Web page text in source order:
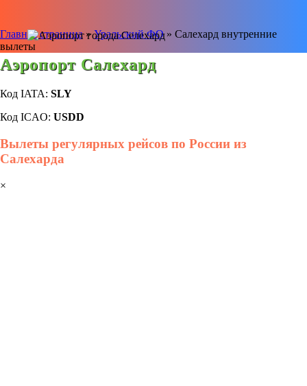
Главная страница»Уральский ФО» Салехард внутренние
вылеты
Аэропорт Салехард
Код IATA: SLY
Код ICAO: USDD
Вылеты регулярных рейсов по России из
Салехарда
×